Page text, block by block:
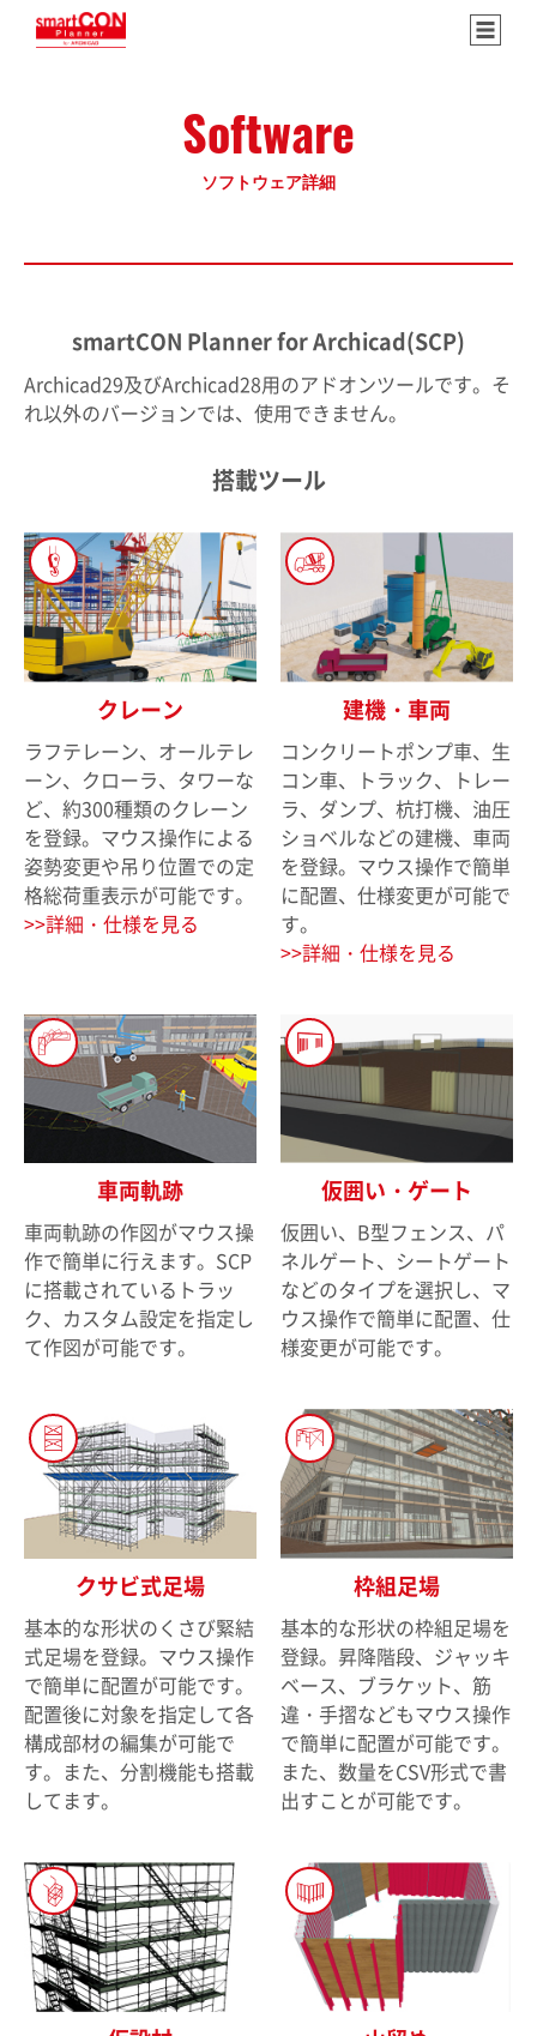
Software
ソフトウェア詳細
smartCON Planner for Archicad(SCP)
Archicad29及びArchicad28用のアドオンツールです。そ
れ以外のバージョンでは、使用できません。
搭載ツール
クレーン
ラフテレーン、オールテレ
ーン、クローラ、タワーな
ど、約300種類のクレーン
を登録。マウス操作による
姿勢変更や吊り位置での定
格総荷重表示が可能です。
詳細・仕様を見る
建機・車両
コンクリートポンプ車、生
コン車、トラック、トレー
ラ、ダンプ、杭打機、油圧
ショベルなどの建機、車両
を登録。マウス操作で簡単
に配置、仕様変更が可能で
す。
詳細・仕様を見る
車両軌跡
車両軌跡の作図がマウス操
作で簡単に行えます。SCP
に搭載されているトラッ
ク、カスタム設定を指定し
て作図が可能です。
仮囲い・ゲート
仮囲い、B型フェンス、パ
ネルゲート、シートゲート
などのタイプを選択し、マ
ウス操作で簡単に配置、仕
様変更が可能です。
クサビ式足場
基本的な形状のくさび緊結
式足場を登録。マウス操作
で簡単に配置が可能です。
配置後に対象を指定して各
構成部材の編集が可能で
す。また、分割機能も搭載
してます。
枠組足場
基本的な形状の枠組足場を
登録。昇降階段、ジャッキ
ベース、ブラケット、筋
違・手摺などもマウス操作
で簡単に配置が可能です。
また、数量をCSV形式で書
出すことが可能です。